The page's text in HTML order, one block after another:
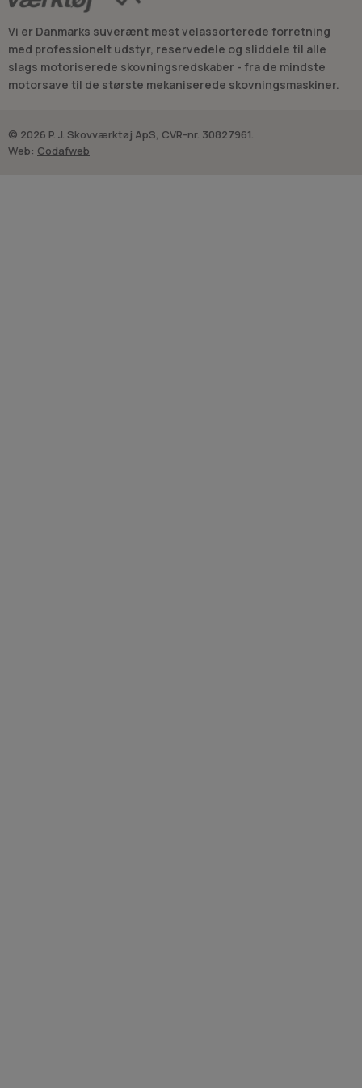
eller sugning hænger drift og ydeevne også sammen med det
rigtige udstyr i fronten, fxmundstykker, hvis det
eksisterende er slidt eller ikke passer til opgaven.
Vi er Danmarks suverænt mest velassorterede forretning
med professionelt udstyr, reservedele og sliddele til alle
slags motoriserede skovningsredskaber - fra de mindste
motorsave til de største mekaniserede skovningsmaskiner.
© 2026 P. J. Skovværktøj ApS, CVR-nr. 30827961.
Web: Codafweb